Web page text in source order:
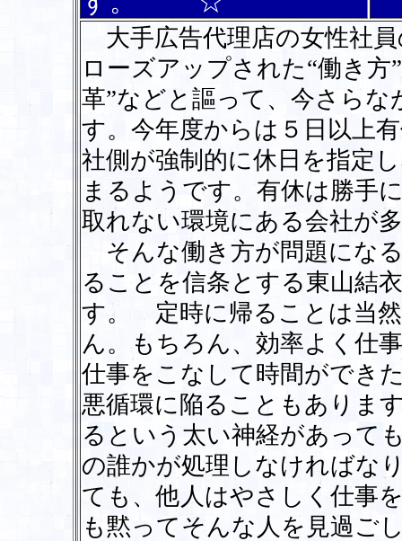
大手広告代理店の女性社
ローズアップされた“働き
革”などと謳って、今さら
す。今年度からは５日以上
社側が強制的に休日を指定
まるようです。有休は勝手
取れない環境にある会社が
そんな働き方が問題にな
ることを信条とする東山結
す。 定時に帰ることは当
ん。もちろん、効率よく仕
仕事をこなして時間ができ
悪循環に陥ることもありま
るという太い神経があって
の誰かが処理しなければな
ても、他人はやさしく仕事
も黙ってそんな人を見過ご